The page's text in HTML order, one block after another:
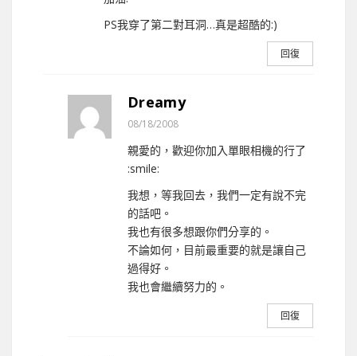
PS我穿了第二對耳洞…真是超酷的:)
回復
Dreamy
08/18/2008
親愛的，歡迎你加入單眼相機的行了
:smile:
我想，等我回去，我們一定有說不完
的話吧。
我也有很多想跟你們分享的。
不論如何，目前最重要的就是讓自己
過得好。
我也會繼續努力的。
回復